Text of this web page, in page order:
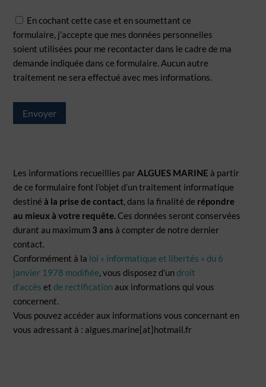
En cochant cette case et en soumettant ce
formulaire, j'accepte que mes données personnelles
soient utilisées pour me recontacter dans le cadre de ma
demande indiquée dans ce formulaire. Aucun autre
traitement ne sera effectué avec mes informations.
Les informations recueillies par ALGUES MARINE à partir
de ce formulaire font l’objet d’un traitement informatique
destiné à la prise de contact, dans la finalité de répondre
au mieux à votre requête. Ces données seront conservées
durant au maximum 3 ans à compter de notre dernier
contact.
Conformément à la loi « informatique et libertés » du 6
janvier 1978 modifiée , vous disposez d’undroit
d’accès et de rectificationaux informations qui vous
concernent.
Vous pouvez accéder aux informations vous concernant en
vous adressant à : algues.marine[at]hotmail.fr